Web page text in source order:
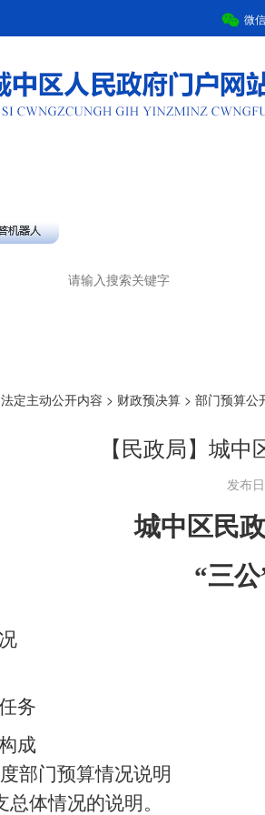
微
法定主动公开内容 > 财政预决算 > 部门预算公
【民政局】城
发布
城中区民
“三
务
成
部门预算情况说明
总体情况的说明。